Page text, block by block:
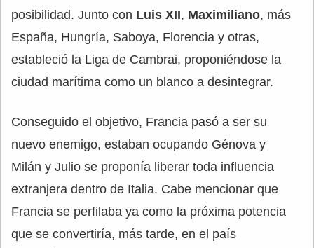
posibilidad. Junto con Luis XII, Maximiliano, más
España, Hungría, Saboya, Florencia y otras,
estableció la Liga de Cambrai, proponiéndose la
ciudad marítima como un blanco a desintegrar.
Conseguido el objetivo, Francia pasó a ser su
nuevo enemigo, estaban ocupando Génova y
Milán y Julio se proponía liberar toda influencia
extranjera dentro de Italia. Cabe mencionar que
Francia se perfilaba ya como la próxima potencia
que se convertiría, más tarde, en el país